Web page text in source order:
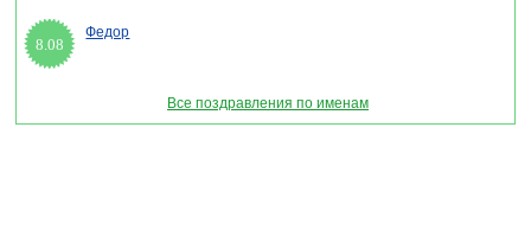
8.08
Федор
Все поздравления по именам